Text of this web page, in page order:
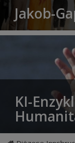
Jakob-
KI-